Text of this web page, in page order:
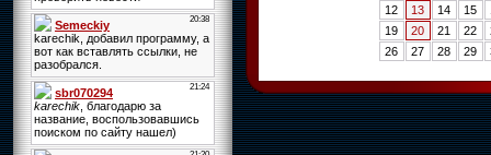
12
13 14 15
19
20 21 22
26
27 28 29